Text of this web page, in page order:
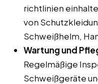
richtlinien
von
Schweißhelm,
Wartung und
Regelmäßige
Schweißgeräte